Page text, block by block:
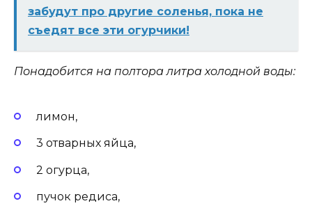
забудут про другие соленья, пока не
съедят все эти огурчики!
Понадобится на полтора литра холодной воды:
лимон,
3 отварных яйца,
2 огурца,
пучок редиса,